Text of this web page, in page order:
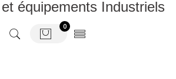
équipements Industriels
0